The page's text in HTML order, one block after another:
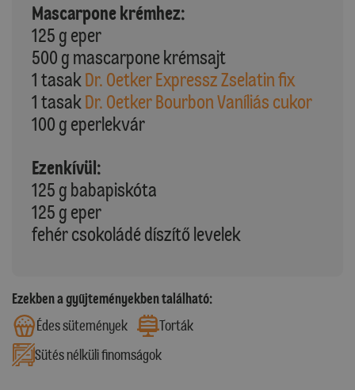
Mascarpone krémhez:
125 g eper
500 g mascarpone krémsajt
1 tasak Dr. Oetker Expressz Zselatin fix
1 tasak Dr. Oetker Bourbon Vaníliás cukor
100 g eperlekvár
Ezenkívül:
125 g babapiskóta
125 g eper
fehér csokoládé díszítő levelek
Ezekben a gyűjteményekben található:
Édes sütemények
Torták
Sütés nélküli finomságok